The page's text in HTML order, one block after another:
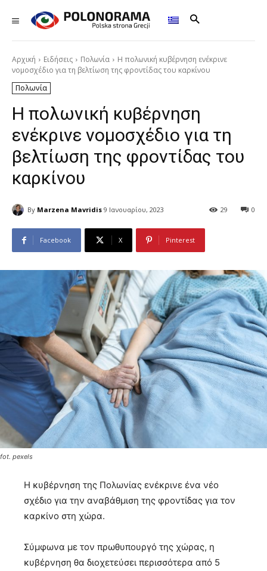
Αρχική Ειδήσεις Πολωνία
Η πολωνική κυβέρνηση ενέκρινε
νομοσχέδιο για τη βελτίωση της φροντίδας του καρκίνου
Πολωνία
Η πολωνική κυβέρνηση
ενέκρινε νομοσχέδιο για τη
βελτίωση της φροντίδας του
καρκίνου
By Marzena Mavridis 9 Ιανουαρίου, 2023 0
29
Facebook X Pinterest
fot. pexels
Η κυβέρνηση της Πολωνίας ενέκρινε ένα νέο
σχέδιο για την αναβάθμιση της φροντίδας για τον
καρκίνο στη χώρα.
Σύμφωνα με τον πρωθυπουργό της χώρας, η
κυβέρνηση θα διοχετεύσει περισσότερα από 5